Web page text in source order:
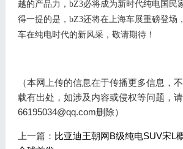
越的产品力， bZ3必将成为新时代纯电国民
得一提的是， bZ3还将在上海车展重磅登场
车在纯电时代的新风采，敬请期待！
（本网上传的信息在于传播更多信息，
载有出处，如涉及内容或侵权等问题，
66195034@qq.com删除）
上一篇： 比亚迪王朝网B级纯电SUV宋L